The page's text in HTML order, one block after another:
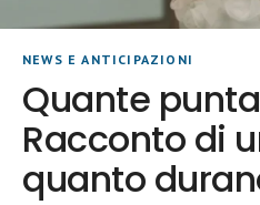
NEWS E ANTICIPAZIONI
Quante
Racconto di
quanto